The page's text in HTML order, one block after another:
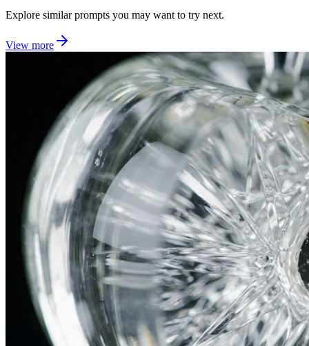
Explore similar prompts you may want to try next.
View more